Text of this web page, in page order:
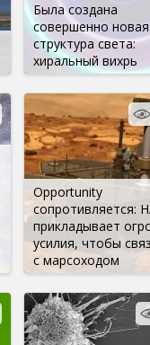
Была создана
совершенно новая
структура света:
хиральный вихрь
Opportunity
сопротивляется:
прикладывает
усилия, чтобы
с марсоходом